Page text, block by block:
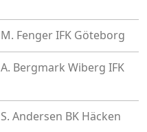
M. FengerIFK Göteborg
A. Bergmark Wiberg IFK
S. Andersen BK Häcken